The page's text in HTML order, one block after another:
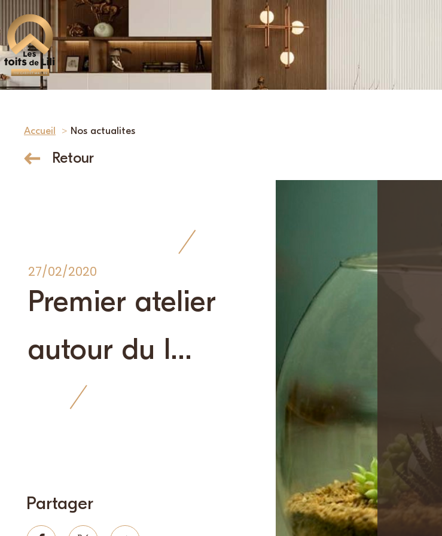
Accueil Nos actualites
Retour
27/02/2020
Premier atelier
autour du l...
Partager